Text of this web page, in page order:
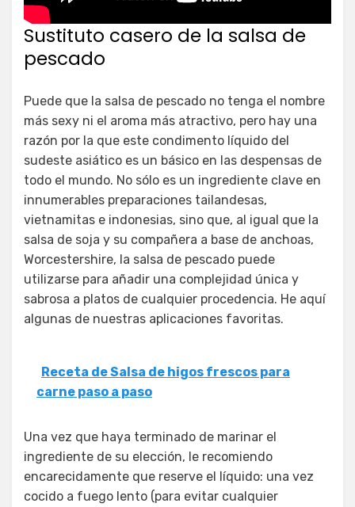
Sustituto casero de la salsa de
pescado
Puede que la salsa de pescado no tenga el nombre
más sexy ni el aroma más atractivo, pero hay una
razón por la que este condimento líquido del
sudeste asiático es un básico en las despensas de
todo el mundo. No sólo es un ingrediente clave en
innumerables preparaciones tailandesas,
vietnamitas e indonesias, sino que, al igual que la
salsa de soja y su compañera a base de anchoas,
Worcestershire, la salsa de pescado puede
utilizarse para añadir una complejidad única y
sabrosa a platos de cualquier procedencia. He aquí
algunas de nuestras aplicaciones favoritas.
Receta de Salsa de higos frescos para
carne paso a paso
Una vez que haya terminado de marinar el
ingrediente de su elección, le recomiendo
encarecidamente que reserve el líquido: una vez
cocido a fuego lento (para evitar cualquier